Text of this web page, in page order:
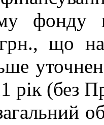
фонду
що
рік (без